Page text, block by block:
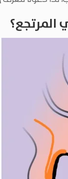
المرتجع؟